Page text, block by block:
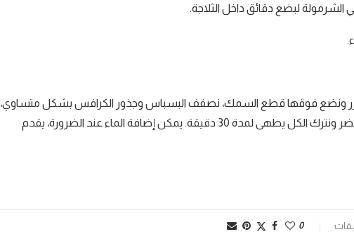
لبضع دقائق داخل الثلاجة.
فوقها قطع السمك، نصفف البسباس وجذور الكرافس بشكل متساوي،
نخلط باقي الشرمولة مع نصف كأس من الماء، نسقي بها الخضر ونترك الكل يطهى لمدة 30 دقيقة. يمكن إضافة الماء عند الضرورة، يقدم
0